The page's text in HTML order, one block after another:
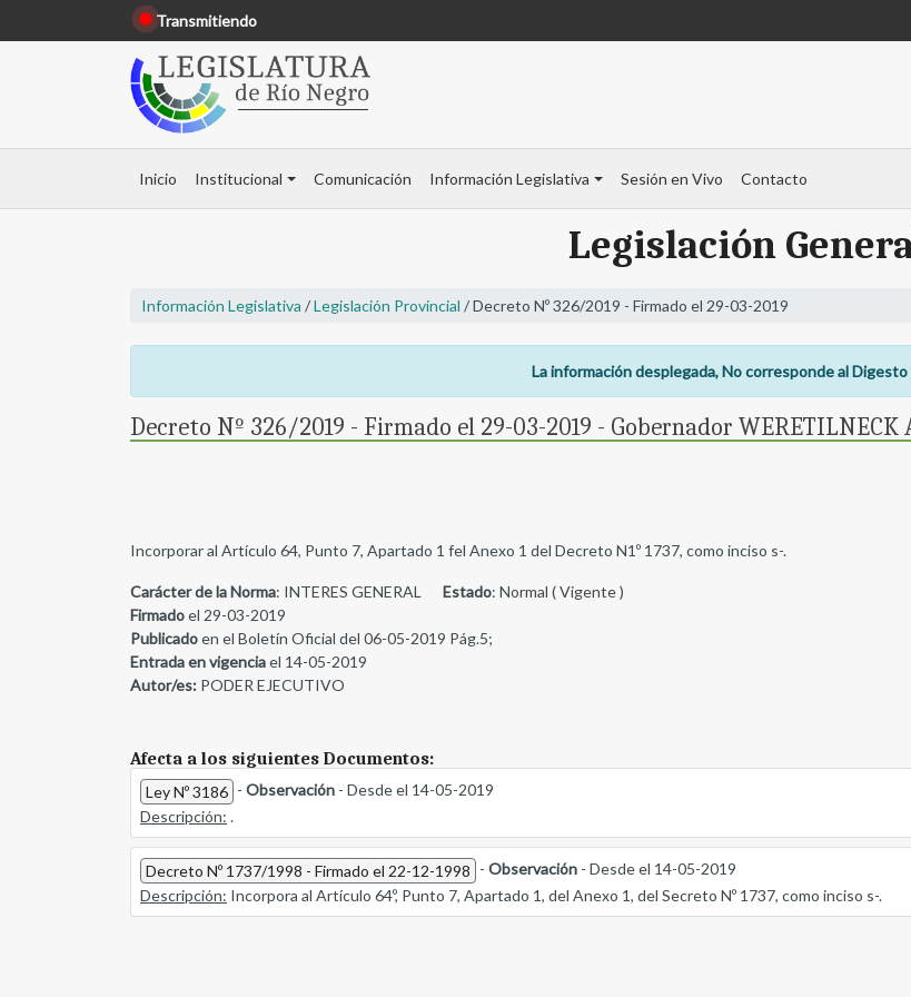
Transmitiendo
Inicio Institucional Comunicación Información Legislativa Sesión en Vivo Contacto
Legislación
Información Legislativa /Legislación Provincial / Decreto Nº 326/2019 - Firmado el 29-03-2019
La información desplegada, No corresponde al Digesto
Decreto Nº 326/2019 - Firmado el 29-03-2019 - Gobernador
Incorporar al Artículo 64, Punto 7, Apartado 1 fel Anexo 1 del Decreto N1º 1737, como inciso s-.
Carácter de la Norma: INTERES GENERAL Estado: Normal ( Vigente )
Firmadoel 29-03-2019
Publicadoen el Boletín Oficial del 06-05-2019 Pág.5;
Entrada en vigenciael 14-05-2019
Autor/es: PODER EJECUTIVO
Afecta a los siguientes Documentos:
Ley Nº 3186 - Observación - Desde el 14-05-2019
Descripción: .
Decreto Nº 1737/1998 - Firmado el 22-12-1998 - Observación - Desde el 14-05-2019
Descripción: Incorpora al Artículo 64º, Punto 7, Apartado 1, del Anexo 1, del Secreto Nº 1737, como inciso s-.